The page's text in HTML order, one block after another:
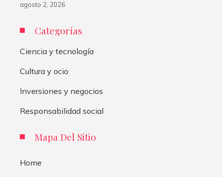
agosto 2, 2026
Categorías
Ciencia y tecnología
Cultura y ocio
Inversiones y negocios
Responsabilidad social
Mapa Del Sitio
Home